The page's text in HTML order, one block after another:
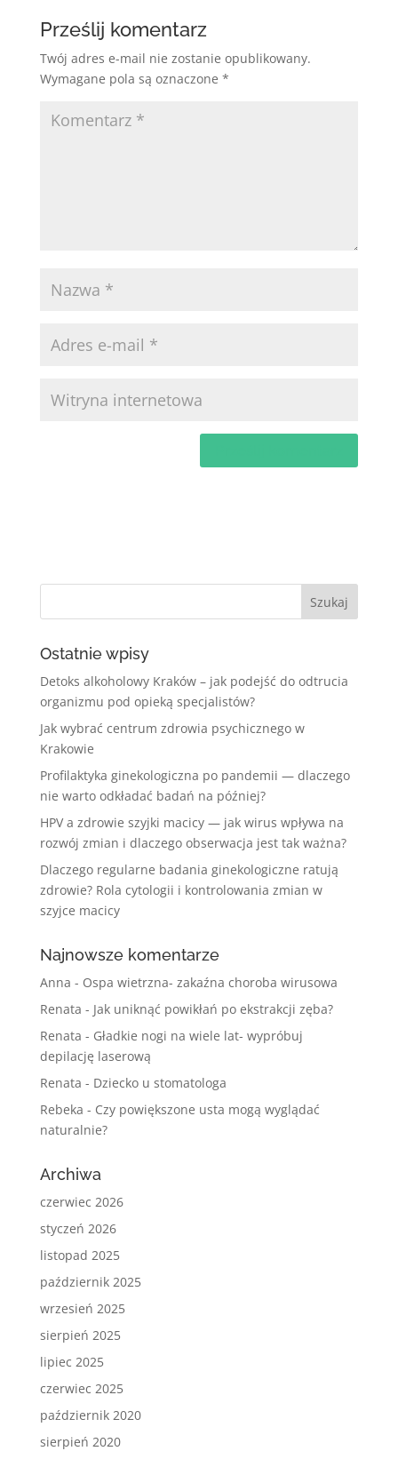
Prześlij komentarz
Twój adres e-mail nie zostanie opublikowany.
Wymagane pola są oznaczone *
Ostatnie wpisy
Detoks alkoholowy Kraków – jak podejść do odtrucia
organizmu pod opieką specjalistów?
Jak wybrać centrum zdrowia psychicznego w
Krakowie
Profilaktyka ginekologiczna po pandemii — dlaczego
nie warto odkładać badań na później?
HPV a zdrowie szyjki macicy — jak wirus wpływa na
rozwój zmian i dlaczego obserwacja jest tak ważna?
Dlaczego regularne badania ginekologiczne ratują
zdrowie? Rola cytologii i kontrolowania zmian w
szyjce macicy
Najnowsze komentarze
Anna - Ospa wietrzna- zakaźna choroba wirusowa
Renata - Jak uniknąć powikłań po ekstrakcji zęba?
Renata - Gładkie nogi na wiele lat- wypróbuj
depilację laserową
Renata - Dziecko u stomatologa
Rebeka - Czy powiększone usta mogą wyglądać
naturalnie?
Archiwa
czerwiec 2026
styczeń 2026
listopad 2025
październik 2025
wrzesień 2025
sierpień 2025
lipiec 2025
czerwiec 2025
październik 2020
sierpień 2020